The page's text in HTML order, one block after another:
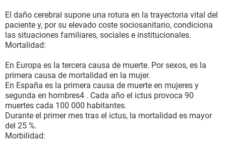
El daño cerebral supone una rotura en la trayectoria vital del
paciente y, por su elevado coste sociosanitario, condiciona
las situaciones familiares, sociales e institucionales.
Mortalidad:
En Europa es la tercera causa de muerte. Por sexos, es la
primera causa de mortalidad en la mujer.
En España es la primera causa de muerte en mujeres y
segunda en hombres4 . Cada año el ictus provoca 90
muertes cada 100 000 habitantes.
Durante el primer mes tras el ictus, la mortalidad es mayor
del 25 %.
Morbilidad: